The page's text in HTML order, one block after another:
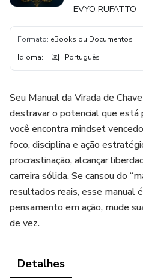
EVYO RUFATTO
Formato: eBooks ou Documentos
Idioma: Português
Seu Manual da Virada de
destravar o potencial que está
você encontra mindset
foco, disciplina e ação
procrastinação, alcançar
carreira sólida. Se cansou do
resultados reais, esse manual
pensamento em ação, mude
de vez.
Detalhes